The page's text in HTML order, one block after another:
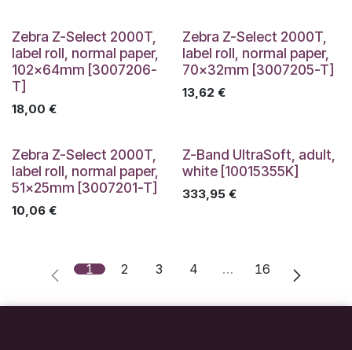
Zebra Z-Select 2000T,
label roll, normal paper,
102x64mm [3007206-
T]
18,00 €
Zebra Z-Select 2000T,
label roll, normal paper,
70x32mm [3007205-T]
13,62 €
Zebra Z-Select 2000T,
label roll, normal paper,
51x25mm [3007201-T]
10,06 €
Z-Band UltraSoft, adult,
white [10015355K]
333,95€
1 2 3 4 … 16